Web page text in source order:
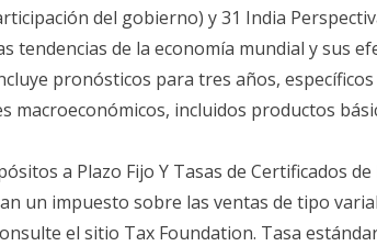
del gobierno) y 31 India
tendencias de la economía mundial y sus
pronósticos para tres años, específicos
macroeconómicos, incluidos productos
a Plazo Fijo Y Tasas de Certificados
un impuesto sobre las ventas de tipo
el sitio Tax Foundation. Tasa